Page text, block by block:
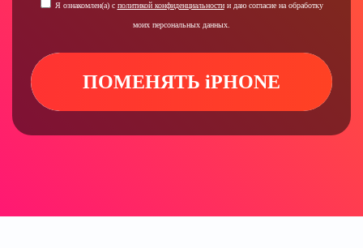
Я ознакомлен(а) с политикой конфиденциальностии даю согласие на обработку
моих персональных данных.
ПОМЕНЯТЬ iPHONE